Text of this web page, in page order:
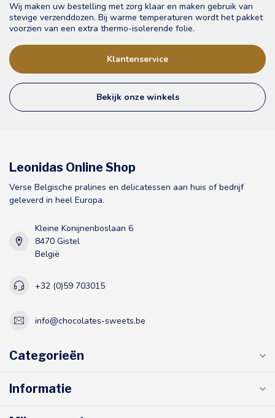
Wij maken uw bestelling met zorg klaar en maken gebruik van
stevige verzenddozen. Bij warme temperaturen wordt het pakket
voorzien van een extra thermo-isolerende folie.
Klantenservice
Bekijk onze winkels
Leonidas Online Shop
Verse Belgische pralines en delicatessen aan huis of bedrijf
geleverd in heel Europa.
Kleine Konijnenboslaan 6
8470 Gistel
België
+32 (0)59 703015
info@chocolates-sweets.be
Categorieën
Informatie